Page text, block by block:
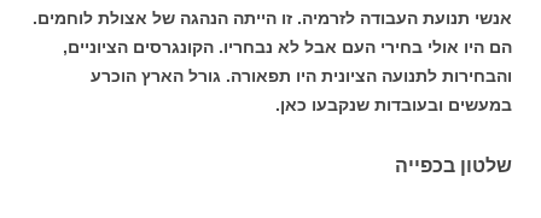
אנשי תנועת העבודה לזרמיה. זו הייתה הנהגה של אצולת לוחמים.
הם היו אולי בחירי העם אבל לא נבחריו. הקונגרסים הציוניים,
והבחירות לתנועה הציונית היו תפאורה. גורל הארץ הוכרע
במעשים ובעובדות שנקבעו כאן.
שלטון בכפייה